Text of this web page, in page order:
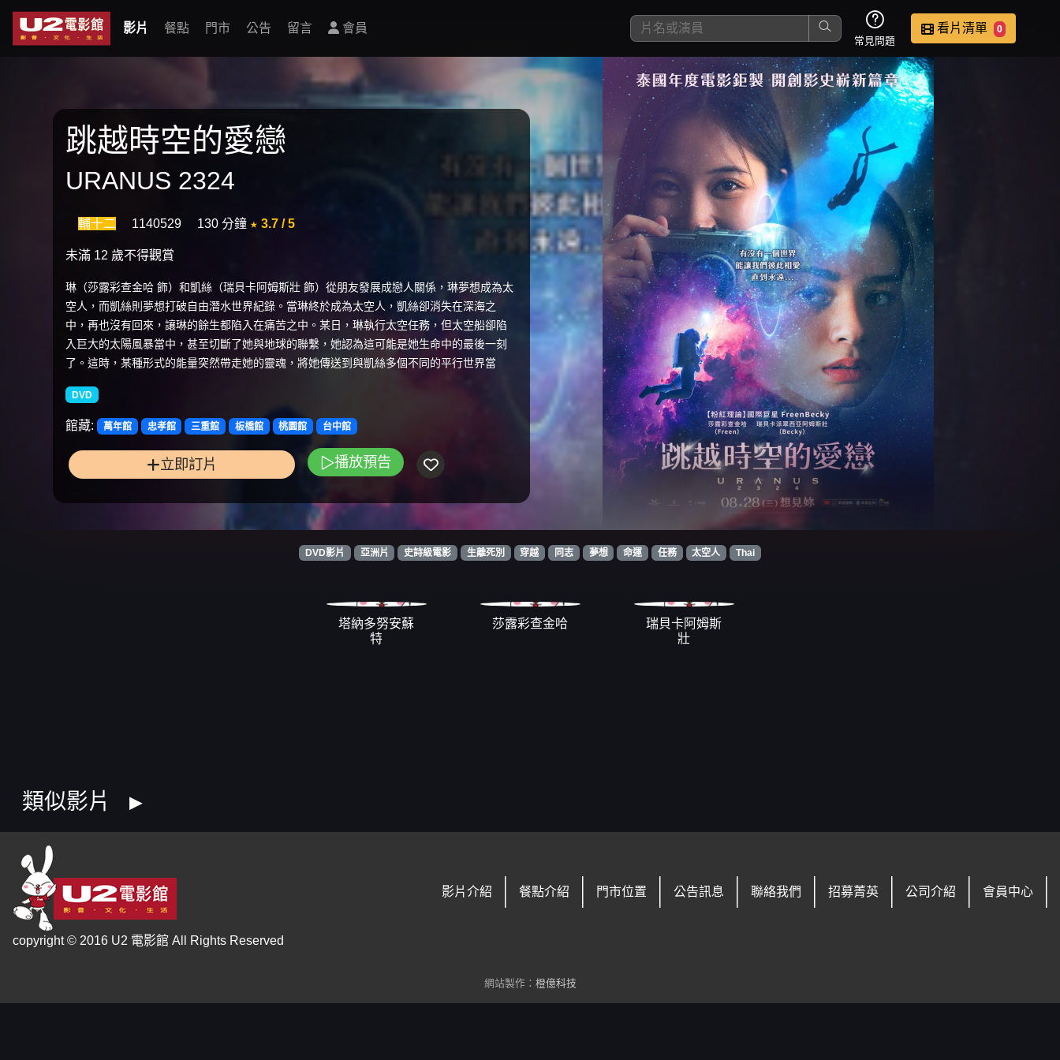
影片 餐點 門市 公告 留言 會員
常見問題
看片清單 0
這是您本次要看的影片
去敲定看片時間
跳越時空的愛戀
URANUS 2324
輔十二 1140529 130 分鐘 ★ 3.7 / 5
未滿 12 歲不得觀賞
琳（莎露彩查金哈 飾）和凱絲（瑞貝卡阿姆斯壯 飾）從朋友發展成戀人關係，琳夢想成為太
空人，而凱絲則夢想打破自由潛水世界紀錄。當琳終於成為太空人，凱絲卻消失在深海之
中，再也沒有回來，讓琳的餘生都陷入在痛苦之中。某日，琳執行太空任務，但太空船卻陷
入巨大的太陽風暴當中，甚至切斷了她與地球的聯繫，她認為這可能是她生命中的最後一刻
了。這時，某種形式的能量突然帶走她的靈魂，將她傳送到與凱絲多個不同的平行世界當
DVD
館藏: 萬年館 忠孝館 三重館 板橋館 桃園館 台中館
立即訂片 播放預告
DVD影片 亞洲片 史詩級電影 生離死別 穿越 同志 夢想 命運 任務 太空人 Thai
塔納多努安蘇
特
莎露彩查金哈
瑞貝卡阿姆斯
壯
類似影片
copyright © 2016 U2 電影館 All Rights Reserved
影片介紹 餐點介紹 門市位置 公告訊息 聯絡我們 招募菁英 公司介紹 會員中心
網站製作： 橙億科技